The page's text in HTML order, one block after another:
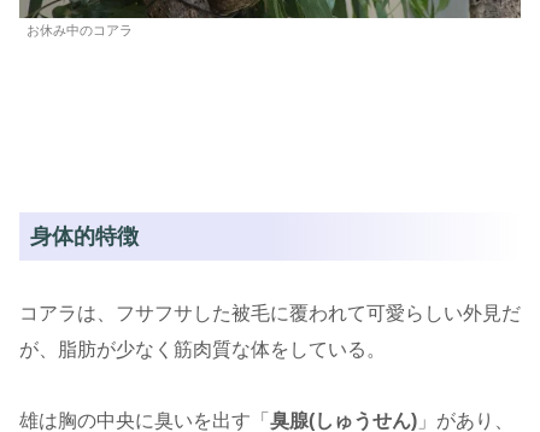
お休み中のコアラ
身体的特徴
コアラは、フサフサした被毛に覆われて可愛らしい外見だ
が、脂肪が少なく筋肉質な体をしている。
雄は胸の中央に臭いを出す「 臭腺(しゅうせん) 」があり、